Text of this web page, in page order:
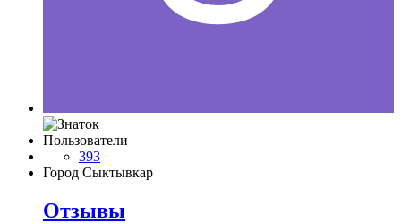
Пользователи
393
Город Сыктывкар
Отзывы